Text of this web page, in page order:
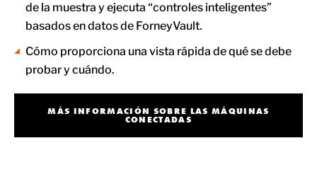
de la muestra y ejecuta “controles inteligentes”
basados en datos de ForneyVault.
Cómo proporciona una vista rápida de qué se debe
probar y cuándo.
MÁS INFORMACIÓN SOBRE LAS MÁQUINAS
CONECTADAS